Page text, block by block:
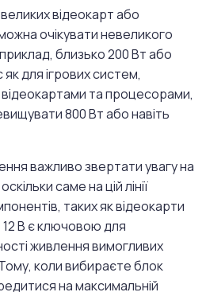
відеокарт або
очікувати невеликого
близько 200 Вт або
для ігрових систем,
та процесорами,
800 Вт або навіть
важливо звертати увагу на
саме на цій лінії
таких як відеокарти
В є ключовою для
живлення вимогливих
коли вибираєте блок
на максимальній